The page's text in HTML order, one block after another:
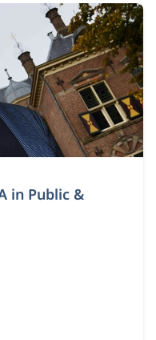
in Public &